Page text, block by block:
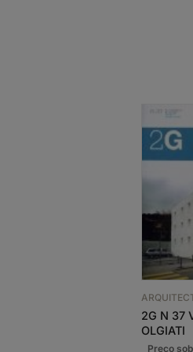
2G N 37
OLGIATI